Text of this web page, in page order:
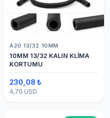
A20 13/32 10MM
10MM 13/32 KALIN KLİMA
KORTUMU
230,08 ₺
4,70 USD